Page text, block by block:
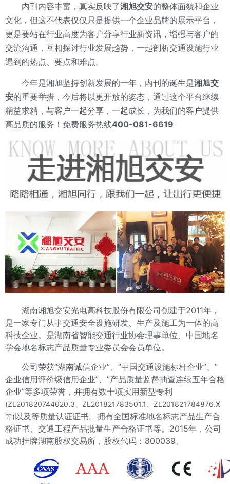
内刊内容丰富，真实反映了湘旭交安的整体面貌和企业
文化，但这不代表仅仅只是提供一个企业品牌的展示平台，
更是要站在行业高度为客户分享行业新资讯，增强与客户的
交流沟通，互相探讨行业发展趋势，一起剖析交通设施行业
遇到的热点、要点和难点。
今年是湘旭坚持创新发展的一年，内刊的诞生是湘旭交
安的重要举措，今后将以更开放的姿态，通过这个平台继续
精益求精，与客户一起分享，一起成长，为我们的客户提供
高品质的服务！免费服务热线400-081-6619
湖南湘旭交安光电高科技股份有限公司创建于2011年，
是一家专门从事交通安全设施研发、生产及施工为一体的高
科技企业。是湖南省智能交通行业协会理事单位、中国地名
学会地名标志产品质量专业委员会会员单位。
公司荣获”湖南诚信企业”、”中国交通设施标杆企业”、”
企业信用评价级信用企业”、”产品质量监督抽查连续五年合格
企业”等多项荣誉，并拥有数十项实用新型专利
(ZL201820744020.3、ZL201821783501.1、ZL201821784876.X
等)以及等质量认证证书。拥有全国标准地名标志产品生产合
格证书、交通工程产品批量生产合格证书等。2015年，公司
成功挂牌湖南股权交易所，股权代码：800039。